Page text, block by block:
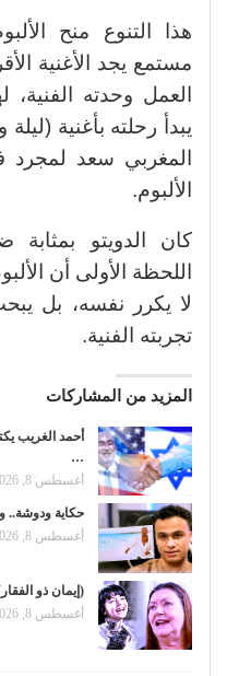
هذا التنوع منح
مستمع يجد الأغنية
العمل وحدته
يبدأ رحلته بأغنية
المغربي سعد لمجرد
الألبوم.
كان الدويتو بمثابة
اللحظة الأولى أن
لا يكرر نفسه، بل
تجربته الفنية.
المزيد من المشاركات
أحمد الغريب
…
أغسطس 8, 2026
حكاية
أغسطس 8, 2026
(إيمان ذو
أغسطس 8, 2026